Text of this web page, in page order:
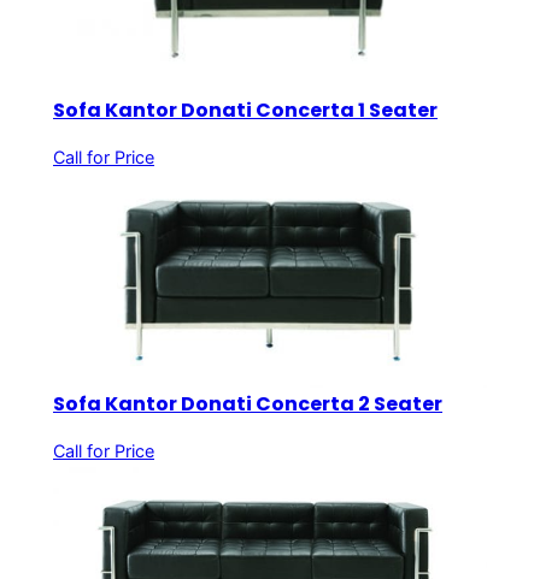
Sofa Kantor Donati Concerta 1 Seater
Call for Price
Sofa Kantor Donati Concerta 2 Seater
Call for Price